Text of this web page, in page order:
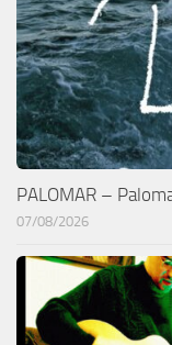
PALOMAR –
07/08/2026